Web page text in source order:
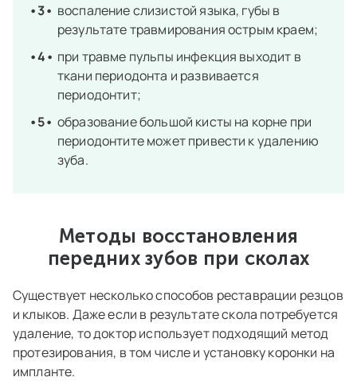
воспаление слизистой языка, губы в
результате травмирования острым краем;
при травме пульпы инфекция выходит в
ткани периодонта и развивается
периодонтит;
образование большой кисты на корне при
периодонтите может привести к удалению
зуба.
Методы восстановления
передних зубов при сколах
Существует несколько способов реставрации резцов
и клыков. Даже если в результате скола потребуется
удаление, то доктор использует подходящий метод
протезирования, в том числе и установку коронки на
импланте.